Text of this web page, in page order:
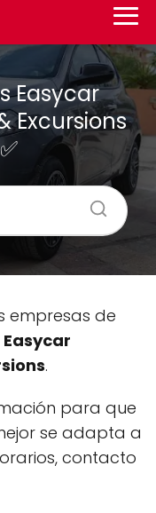
Easycar
Excursions
empresas de
Easycar
.
para que
se adapta a
contacto